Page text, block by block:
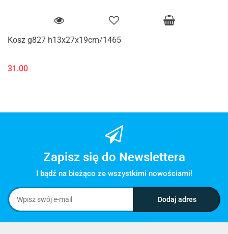
Kosz g827 h13x27x19cm/1465
31.00
Zapisz się do Newslettera
I bądź na bieżąco ze wszystkimi nowościami!